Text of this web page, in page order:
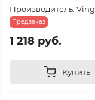
Производитель:
Предзаказ
1 218 руб.
Купить